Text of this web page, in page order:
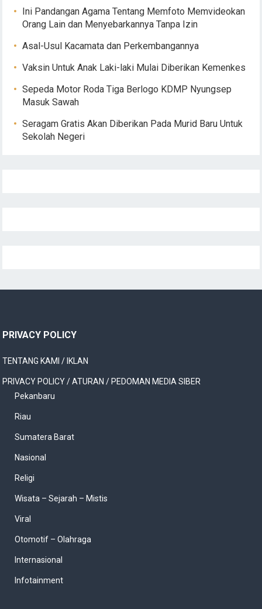
Ini Pandangan Agama Tentang Memfoto Memvideokan
Orang Lain dan Menyebarkannya Tanpa Izin
Asal-Usul Kacamata dan Perkembangannya
Vaksin Untuk Anak Laki-laki Mulai Diberikan Kemenkes
Sepeda Motor Roda Tiga Berlogo KDMP Nyungsep
Masuk Sawah
Seragam Gratis Akan Diberikan Pada Murid Baru Untuk
Sekolah Negeri
PRIVACY POLICY
TENTANG KAMI / IKLAN
PRIVACY POLICY / ATURAN / PEDOMAN MEDIA SIBER
Pekanbaru
Riau
Sumatera Barat
Nasional
Religi
Wisata – Sejarah – Mistis
Viral
Otomotif – Olahraga
Internasional
Infotainment